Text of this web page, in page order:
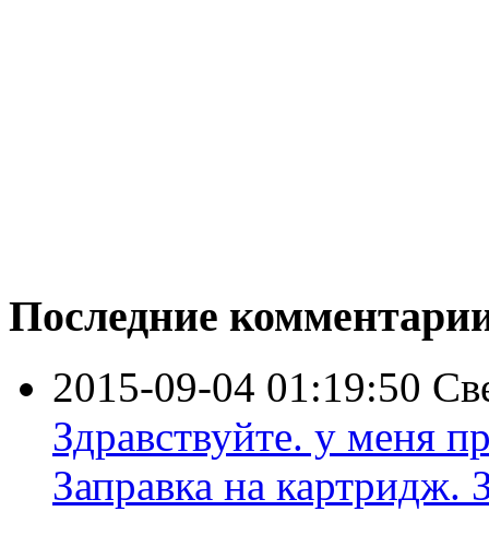
Последние
2015-09-04 01:19:50
Здравствуйте. у меня
Заправка на картридж.